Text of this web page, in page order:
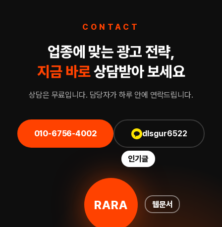
CONTACT
업종에 맞는 광고 전략,
지금 바로상담받아 보세요
상담은 무료입니다. 담당자가 하루 안에 연락드립니다.
010-6756-4002 dlsgur6522
인기글
웹문서
RARA